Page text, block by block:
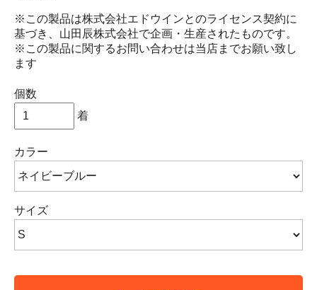
※この製品は株式会社エドウインとのライセンス契約に
基づき、山田辰株式会社で企画・生産されたものです。
※この製品に関するお問い合わせは当店までお願い致し
ます
個数
着
カラー
サイズ